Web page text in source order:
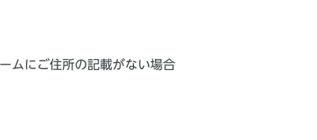
ムにご住所の記載がない場合